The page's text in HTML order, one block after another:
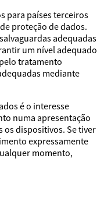
para países terceiros
proteção de dados.
adequadas
um nível adequado
tratamento
mediante
é o interesse
numa apresentação
os dispositivos. Se tiver
expressamente
momento,